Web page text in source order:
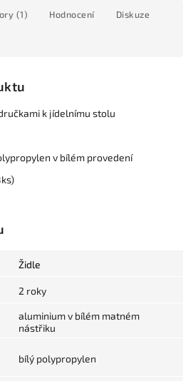
(1) Hodnocení Diskuze
k jídelnímu stolu
v bílém provedení
Židle
2 roky
aluminium v bílém matném
nástřiku
bílý polypropylen